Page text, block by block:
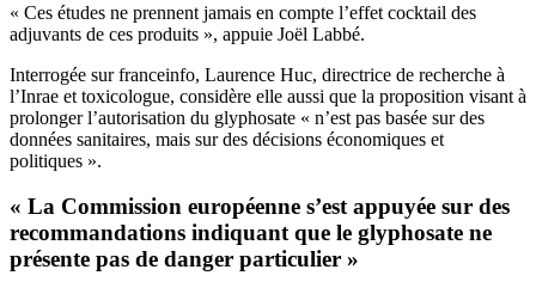
« Ces études ne prennent jamais en compte l’effet cocktail des
adjuvants de ces produits », appuie Joël Labbé.
Interrogée sur franceinfo, Laurence Huc, directrice de recherche à
l’Inrae et toxicologue, considère elle aussi que la proposition visant à
prolonger l’autorisation du glyphosate « n’est pas basée sur des
données sanitaires, mais sur des décisions économiques et
politiques ».
« La Commission européenne s’est appuyée sur des
recommandations indiquant que le glyphosate ne
présente pas de danger particulier »